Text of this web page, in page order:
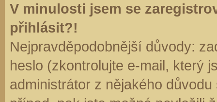
V minulosti jsem se
přihlásit?!
Nejpravděpodobnější důvody:
heslo (zkontrolujte e-mail, který
administrátor z nějakého